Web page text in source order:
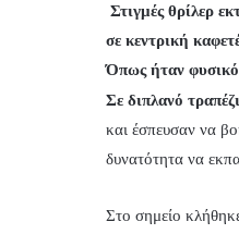
Στιγμές θρίλερ
σε κεντρική
Όπως ήταν φυσικό
Σε διπλανό
και έσπευσαν να
δυνατότητα να
Στο σημείο